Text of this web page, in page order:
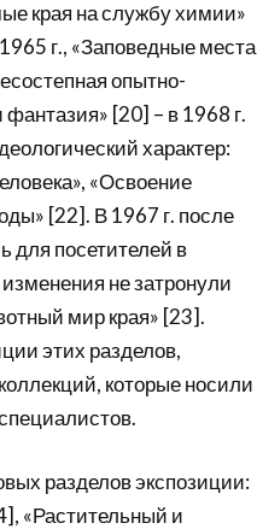
края на службу химии»
г., «Заповедные места
опытно-
[20] – в 1968 г.
характер:
«Освоение
[22]. В 1967 г. после
для посетителей в
не затронули
мир края» [23].
этих разделов,
которые носили
разделов экспозиции:
«Растительный и